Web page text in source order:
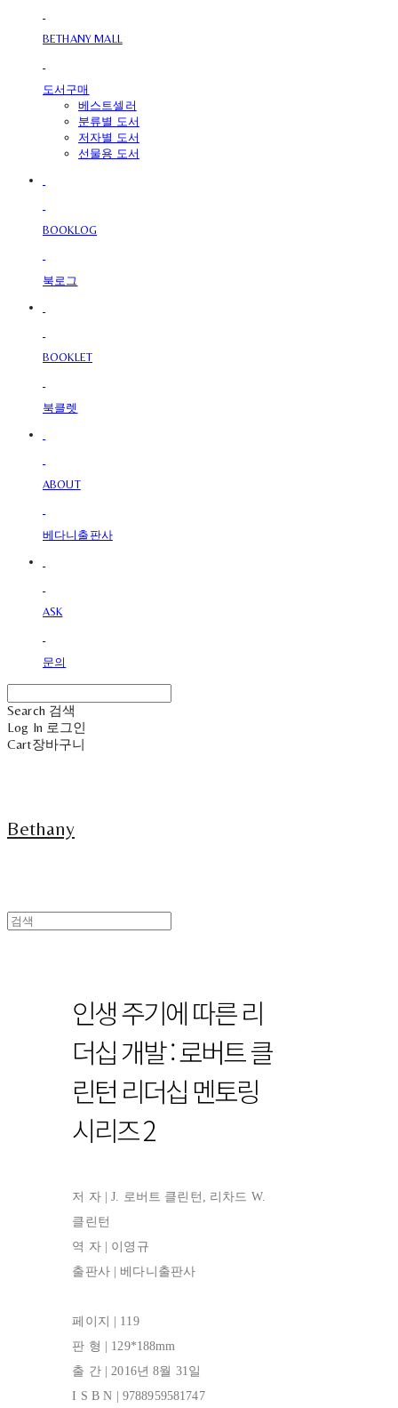
BETHANY MALL
도서구매
베스트셀러
분류별 도서
저자별 도서
선물용 도서
BOOKLOG
북로그
BOOKLET
북클렛
ABOUT
베다니출판사
ASK
문의
Search 검색
Log In 로그인
Cart장바구니
Bethany
인생 주기에 따른 리
더십 개발 : 로버트 클
린턴 리더십 멘토링
시리즈 2
저 자 | J. 로버트 클린턴, 리차드 W.
클린턴
역 자 | 이영규
출판사 | 베다니출판사
페이지 | 119
판 형 | 129*188mm
출 간 | 2016년 8월 31일
I S B N | 9788959581747